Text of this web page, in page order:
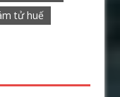
tử huế